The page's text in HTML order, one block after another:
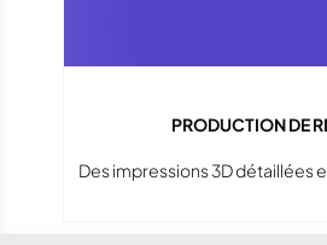
PRODUCTION DE
Des impressions 3D détaillées